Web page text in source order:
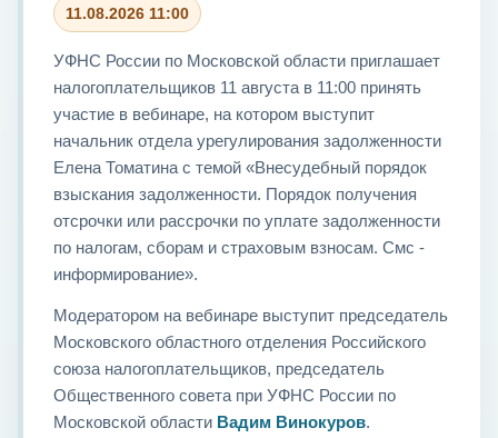
11.08.2026 11:00
УФНС России по Московской области приглашает
налогоплательщиков 11 августа в 11:00 принять
участие в вебинаре, на котором выступит
начальник отдела урегулирования задолженности
Елена Томатина с темой «Внесудебный порядок
взыскания задолженности. Порядок получения
отсрочки или рассрочки по уплате задолженности
по налогам, сборам и страховым взносам. Смс -
информирование».
Модератором на вебинаре выступит председатель
Московского областного отделения Российского
союза налогоплательщиков, председатель
Общественного совета при УФНС России по
Московской области Вадим Винокуров.